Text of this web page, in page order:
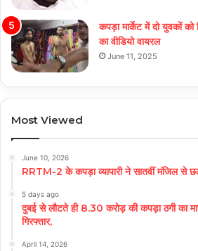
कपड़ा मार्केट में दो युवकों को
का वीडियो वायरल
June 11, 2025
Most Viewed
June 10, 2026
RRTM-2 के कपड़ा व्यापारी ने सातवीं मंजिल से
5 days ago
दुबई से लौटते ही 8.30 करोड़ की कपड़ा ठगी का
गिरफ्तार,
April 14, 2026